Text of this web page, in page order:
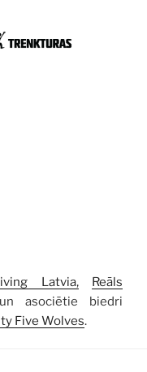
Latvia,
Reāls
asociētie biedri
Five Wolves.